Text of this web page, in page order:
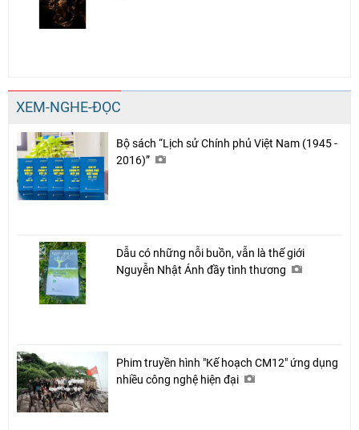
XEM-NGHE-ĐỌC
Bộ sách “Lịch sử Chính phủ Việt Nam (1945 -
2016)”
Dẫu có những nỗi buồn, vẫn là thế giới
Nguyễn Nhật Ánh đầy tình thương
Phim truyền hình "Kế hoạch CM12" ứng dụng
nhiều công nghệ hiện đại